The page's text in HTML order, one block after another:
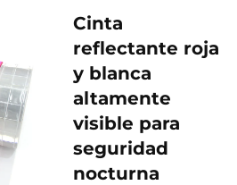
Cinta
reflectante roja
y blanca
altamente
visible para
seguridad
nocturna